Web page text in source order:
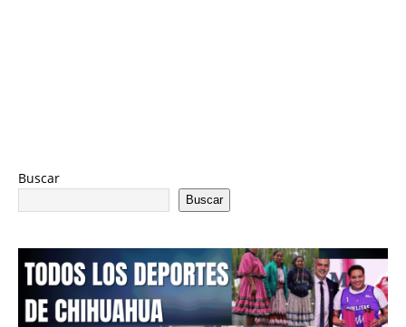
Buscar
Buscar